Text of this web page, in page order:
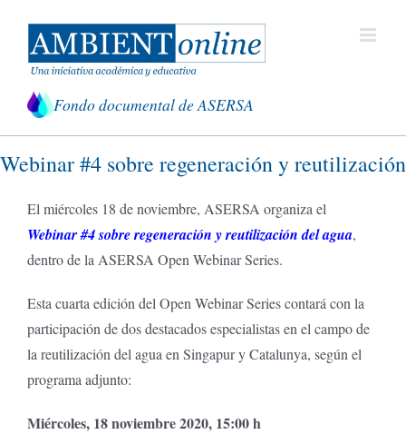
contenido
Fondo documental de ASERSA
Webinar #4 sobre regeneración y reutilización
El miércoles 18 de noviembre, ASERSA organiza el
Webinar #4 sobre regeneración y reutilización del agua,
dentro de la ASERSA Open Webinar Series.
Esta cuarta edición del Open Webinar Series contará con la
participación de dos destacados especialistas en el campo de
la reutilización del agua en Singapur y Catalunya, según el
programa adjunto:
Miércoles, 18 noviembre 2020, 15:00 h